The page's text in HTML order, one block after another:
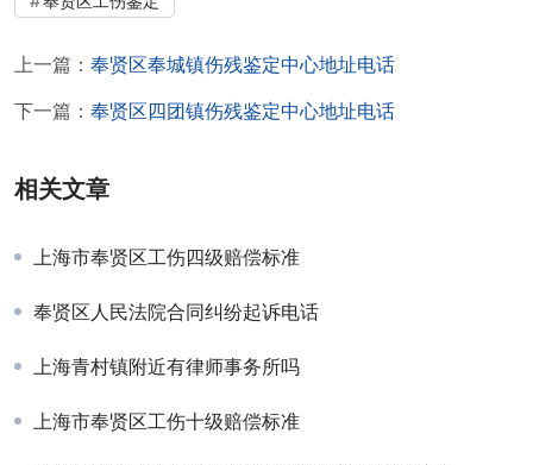
上一篇： 奉贤区奉城镇伤残鉴定中心地址电话
下一篇： 奉贤区四团镇伤残鉴定中心地址电话
相关文章
上海市奉贤区工伤四级赔偿标准
奉贤区人民法院合同纠纷起诉电话
上海青村镇附近有律师事务所吗
上海市奉贤区工伤十级赔偿标准